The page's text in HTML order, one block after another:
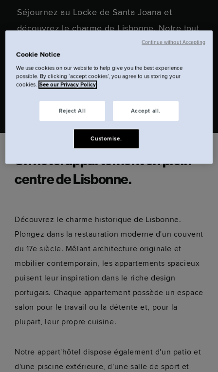
Séjournez au Locke de Santa Joana et
découvrez le charme de Lisbonne. Notre tout
nouvel appart'hôtel avec piscine situé dans le
centre-ville de Lisbonne vous offre une
expérience incomparable. Restez le temps
qu'il vous plaira.
Un hôtel appartement en plein
centre de Lisbonne.
Découvrez le charme historique de Lisbonne.
Plongez dans la restauration moderne d'un couvent
du 17e siècle. Mêlant architecture originale et
mobilier contemporain, les appartements spacieux
puisent leur inspiration dans le riche design
portugais. Chaque appartement possède un espace
salon pour le travail ou la détente et, pour la
plupart, leur propre cuisine.
Notre appart'hôtel dispose également d'un patio et
d'une piscine extérieure, d'une salle de sport et
Cookie Notice
We use cookies on our website to help give you the best experience
possible. By clicking ‘accept cookies’, you agree to us storing your
cookies. See our Privacy Policy
Reject All Accept all.
Customise.
Continue without Accepting